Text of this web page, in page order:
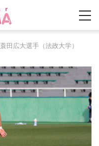
田広大選手（法政大学）